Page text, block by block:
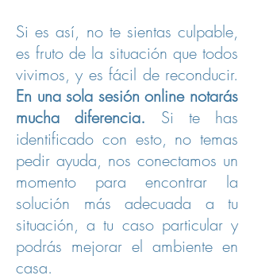
Si es así, no te sientas culpable,
es fruto de la situación que todos
vivimos, y es fácil de reconducir.
En una sola sesión online notarás
mucha diferencia. Si te has
identificado con esto, no temas
pedir ayuda, nos conectamos un
momento para encontrar la
solución más adecuada a tu
situación, a tu caso particular y
podrás mejorar el ambiente en
casa.